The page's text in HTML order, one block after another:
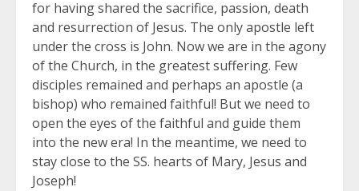
for having shared the sacrifice, passion, death
and resurrection of Jesus. The only apostle left
under the cross is John. Now we are in the agony
of the Church, in the greatest suffering. Few
disciples remained and perhaps an apostle (a
bishop) who remained faithful! But we need to
open the eyes of the faithful and guide them
into the new era! In the meantime, we need to
stay close to the SS. hearts of Mary, Jesus and
Joseph!